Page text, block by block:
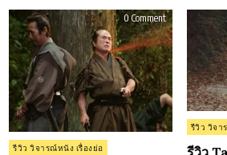
0 Commenton
รีวิว
After
the
Rain
(1999)
Posted
รีวิว วิจารณ์หนัง เรื่องย่อ
Posted
in
รีวิว วิจา